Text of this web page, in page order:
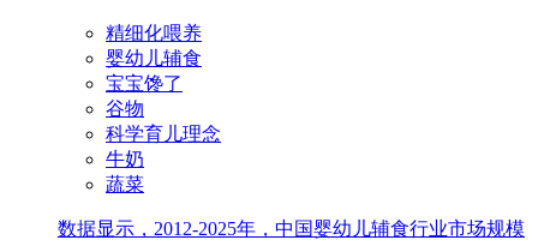
精细化喂养
婴幼儿辅食
宝宝馋了
谷物
科学育儿理念
牛奶
蔬菜
数据显示，2012-2025年，中国婴幼儿辅食行业市场规模